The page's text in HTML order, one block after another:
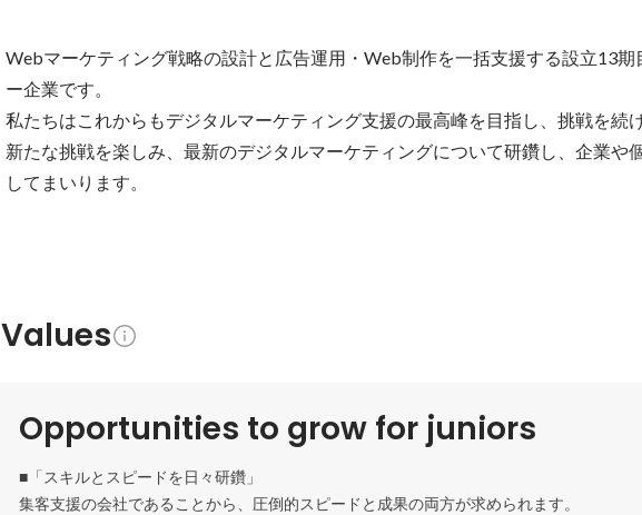
Webマーケティング戦略の設計と広告運用・Web制作を一括支援する設立13期
ー企業です。
私たちはこれからもデジタルマーケティング支援の最高峰を目指し、挑戦を続
新たな挑戦を楽しみ、最新のデジタルマーケティングについて研鑽し、企業や
してまいります。
Values
Opportunities to grow for juniors
■「スキルとスピードを日々研鑽」
集客支援の会社であることから、圧倒的スピードと成果の両方が求められます。